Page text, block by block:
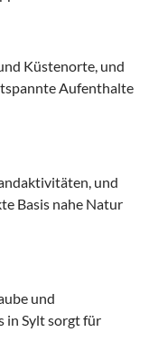
Küstenorte, und
Aufenthalte
und
Basis nahe Natur
und
in Sylt sorgt für